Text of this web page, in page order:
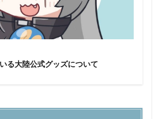
る大陸公式グッズについて